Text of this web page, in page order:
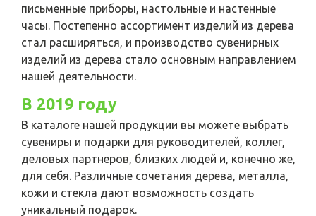
письменные приборы, настольные и настенные
часы. Постепенно ассортимент изделий из дерева
стал расширяться, и производство сувенирных
изделий из дерева стало основным направлением
нашей деятельности.
В 2019 году
В каталоге нашей продукции вы можете выбрать
сувениры и подарки для руководителей, коллег,
деловых партнеров, близких людей и, конечно же,
для себя. Различные сочетания дерева, металла,
кожи и стекла дают возможность создать
уникальный подарок.